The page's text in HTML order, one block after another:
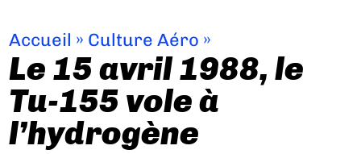
Accueil » Culture Aéro »
Le 15 avril 1988, le
Tu-155 vole à
l’hydrogène